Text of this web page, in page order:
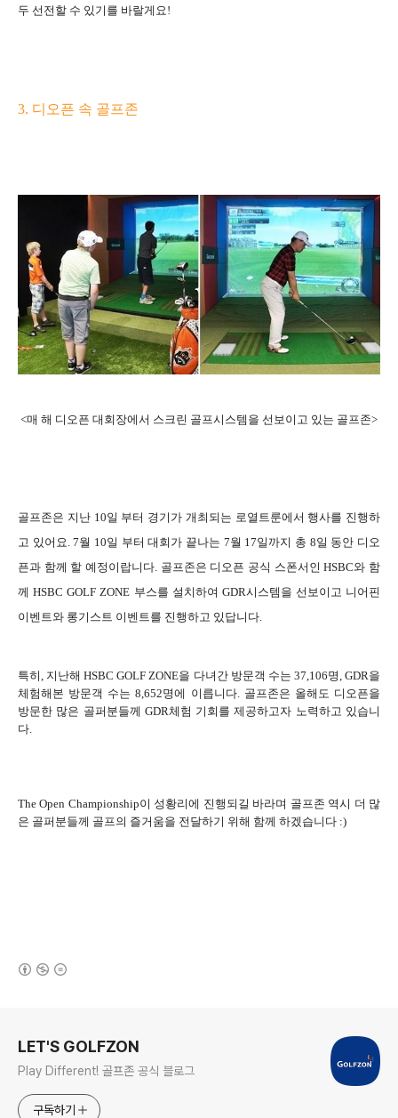
두 선전할 수 있기를 바랄게요!
3. 디오픈 속 골프존
<매 해 디오픈 대회장에서 스크린 골프시스템을 선보이고 있는 골프존>
골프존은 지난 10일 부터 경기가 개최되는 로열트룬에서 행사를 진행하
고 있어요. 7월 10일 부터 대회가 끝나는 7월 17일까지 총 8일 동안 디오
픈과 함께 할 예정이랍니다. 골프존은 디오픈 공식 스폰서인 HSBC와 함
께 HSBC GOLF ZONE 부스를 설치하여 GDR시스템을 선보이고 니어핀
이벤트와 롱기스트 이벤트를 진행하고 있답니다.
특히, 지난해 HSBC GOLF ZONE을 다녀간 방문객 수는 37,106명, GDR을
체험해본 방문객 수는 8,652명에 이릅니다. 골프존은 올해도 디오픈을
방문한 많은 골퍼분들께 GDR체험 기회를 제공하고자 노력하고 있습니
다.
The Open Championship이 성황리에 진행되길 바라며 골프존 역시 더 많
은 골퍼분들께 골프의 즐거움을 전달하기 위해 함께 하겠습니다 :)
LET'S GOLFZON
Play Different! 골프존 공식 블로그
구독하기